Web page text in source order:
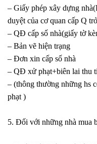
– Giấy phép xây dựng
duyệt của cơ quan cấp Q
– QĐ cấp số nhà(giấy tờ
– Bản vẽ hiện trạng
– Đơn xin cấp số nhà
– QĐ xử phạt+biên lai thu
– (thông thường những hs
phạt )
5. Đối với những nhà mua